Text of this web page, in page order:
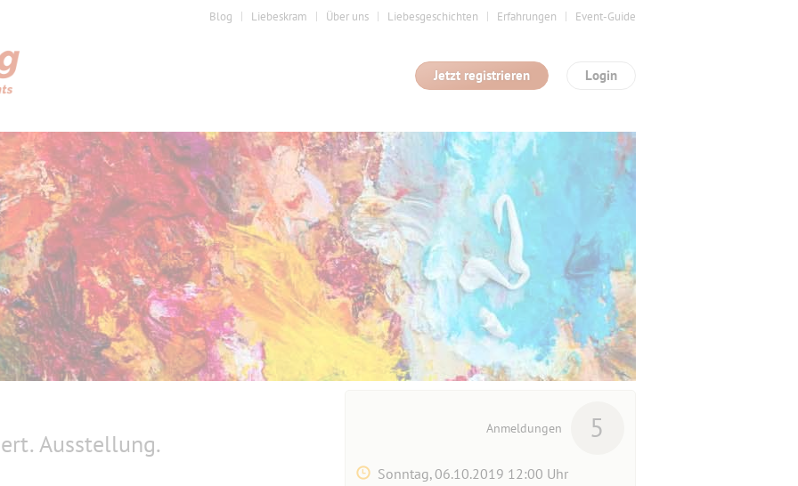
Blog Liebeskram Über uns Liebesgeschichten Erfahrungen Event-Guide
Login
Jetzt registrieren
Ausstellung.
Anmeldungen 5
Sonntag, 06.10.2019 12:00 Uhr